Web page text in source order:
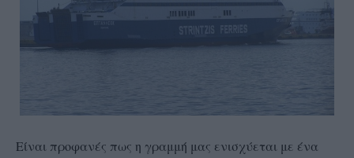
Είναι προφανές πως η γραμμή μας ενισχύεται με ένα